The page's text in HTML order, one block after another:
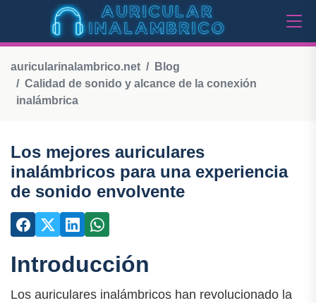
auricularinalambrico.net
Blog
Calidad de sonido y alcance de la conexión
inalámbrica
Los mejores auriculares
inalámbricos para una experiencia
de sonido envolvente
Introducción
Los auriculares inalámbricos han revolucionado la